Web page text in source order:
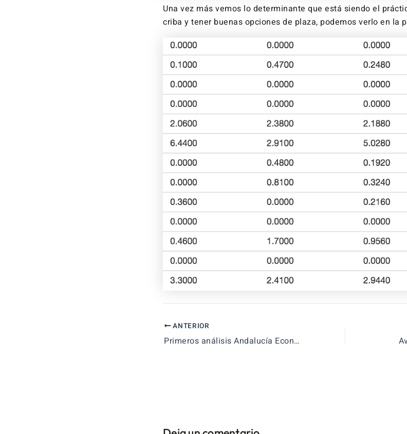
Una vez más vemos lo determinante que está siendo el
criba y tener buenas opciones de plaza, podemos verlo en la
ANTERIOR
Primeros análisis Andalucía Economía 2018